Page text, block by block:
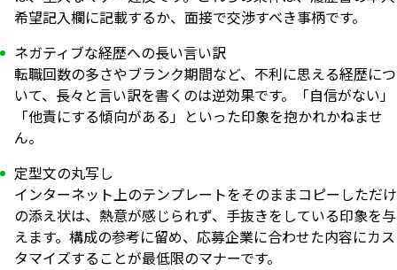
希望記入欄に記載するか、面接で交渉すべき事柄です。
ネガティブな経歴への長い言い訳
転職回数の多さやブランク期間など、不利に思える経歴につ
いて、長々と言い訳を書くのは逆効果です。「自信がない」
「他責にする傾向がある」といった印象を抱かれかねませ
ん。
定型文の丸写し
インターネット上のテンプレートをそのままコピーしただけ
の添え状は、熱意が感じられず、手抜きをしている印象を与
えます。構成の参考に留め、応募企業に合わせた内容にカス
タマイズすることが最低限のマナーです。